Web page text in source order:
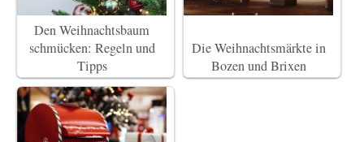
Den Weihnachtsbaum
schmücken: Regeln und
Tipps
Die Weihnachtsmärkte in
Bozen und Brixen